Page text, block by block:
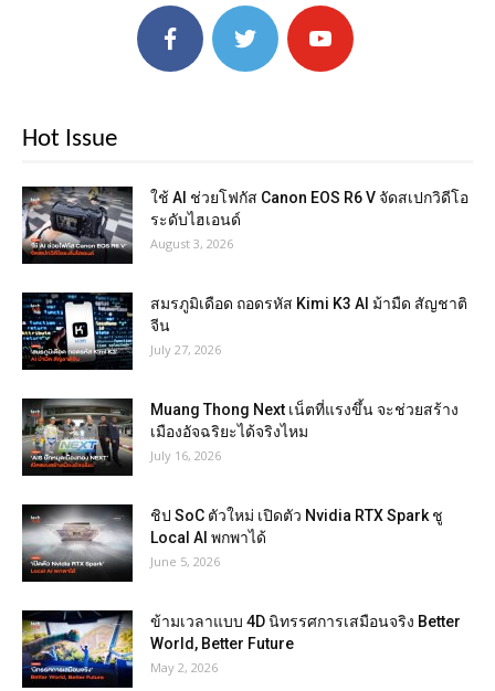
Hot Issue
ใช้ AI ช่วยโฟกัส Canon EOS R6 V จัดสเปกวิดีโอ
ระดับไฮเอนด์
August 3, 2026
สมรภูมิเดือด ถอดรหัส Kimi K3 AI ม้ามืด สัญชาติ
จีน
July 27, 2026
Muang Thong Next เน็ตที่แรงขึ้น จะช่วยสร้าง
เมืองอัจฉริยะได้จริงไหม
July 16, 2026
ชิป SoC ตัวใหม่ เปิดตัว Nvidia RTX Spark ชู
Local AI พกพาได้
June 5, 2026
ข้ามเวลาแบบ 4D นิทรรศการเสมือนจริง Better
World, Better Future
May 2, 2026